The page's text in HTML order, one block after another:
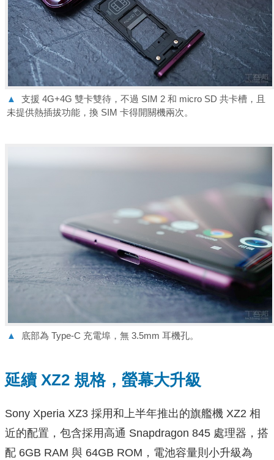
▲
支援 4G+4G 雙卡雙待，不過 SIM 2 和 micro SD 共卡槽，且
未提供熱插拔功能，換 SIM 卡得開關機兩次。
▲ 底部為 Type-C 充電埠，無 3.5mm 耳機孔。
延續 XZ2 規格，螢幕大升級
Sony Xperia XZ3 採用和上半年推出的旗艦機 XZ2 相
近的配置，包含採用高通 Snapdragon 845 處理器，搭
配 6GB RAM 與 64GB ROM，電池容量則小升級為